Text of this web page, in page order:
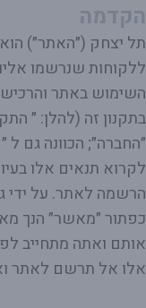
הקדמה
תל יצחק (״האתר״)
ללקוחות שנרשמו
השימוש באתר
בתקנון זה (להלן: ״
״החברה״; הכוונה גם
לקרוא תנאים אלו
הרשמה לאתר. על
כפתור ״מאשר״ הנך
אותם ואתה מתחייב
אלו אל תרשם לאתר